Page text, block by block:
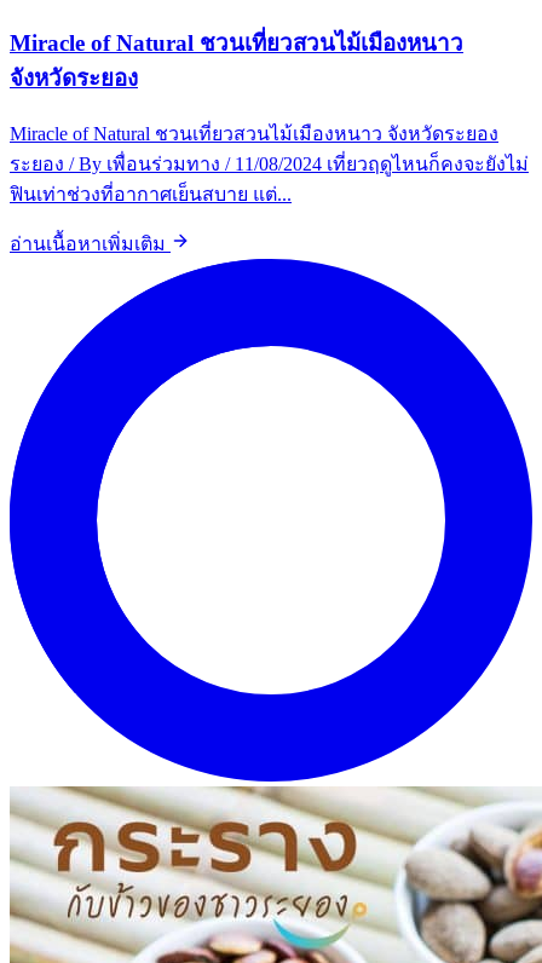
Miracle of Natural ชวนเที่ยวสวนไม้เมืองหนาว
จังหวัดระยอง
Miracle of Natural ชวนเที่ยวสวนไม้เมืองหนาว จังหวัดระยอง
ระยอง / By เพื่อนร่วมทาง / 11/08/2024 เที่ยวฤดูไหนก็คงจะยังไม่
ฟินเท่าช่วงที่อากาศเย็นสบาย แต่...
อ่านเนื้อหาเพิ่มเติม